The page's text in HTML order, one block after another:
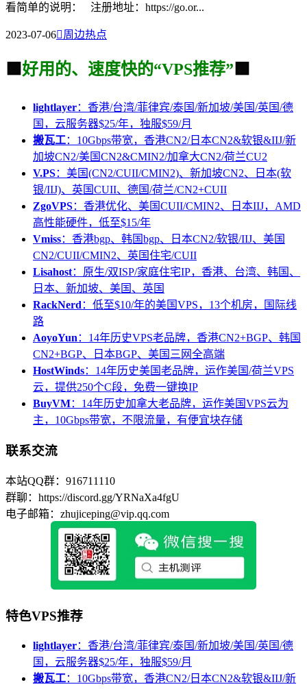
看简单的说明： 注册地址：https://go.or...
2023-07-06周边热点
🟩 好用的、速度快的“VPS推荐” 🟩
lightlayer：香港/台湾/菲律宾/泰国/新加坡/美国/英国/德
国，云服务器$25/年，独服$59/月
搬瓦工：10Gbps带宽，香港CN2/日本CN2&软银&IIJ/新
加坡CN2/美国CN2&CMIN2/加拿大CN2/荷兰CU2
V.PS：美国(CN2/CUII/CMIN2)、新加坡CN2、日本(软
银/IIJ)、英国CUII、德国/荷兰/CN2+CUII
ZgoVPS：香港优化、美国CUII/CMIN2、日本IIJ，AMD
高性能硬件，低至$15/年
Vmiss：香港bgp、韩国bgp、日本CN2/软银/IIJ、美国
CN2/CUII/CMIN2、英国住宅/CUII
Lisahost：原生/双ISP/家庭住宅IP，香港、台湾、韩国、
日本、新加坡、美国、英国
RackNerd：低至$10/年的美国VPS，13个机房，国际线
路
AoyoYun：14年历史VPS老品牌，香港CN2+BGP、韩国
CN2+BGP、日本BGP、美国三网全高端
HostWinds：14年历史美国老品牌，运作美国/荷兰VPS
云，提供250个C段，免费一键换IP
BuyVM：14年历史加拿大老品牌，运作美国VPS云为
主，10Gbps带宽，不限流量，有便宜块存储
联系交流
本站QQ群：916711110
群聊：https://discord.gg/YRNaXa4fgU
电子邮箱：zhujiceping@vip.qq.com
特色VPS推荐
lightlayer：香港/台湾/菲律宾/泰国/新加坡/美国/英国/德
国，云服务器$25/年，独服$59/月
搬瓦工：10Gbps带宽，香港CN2/日本CN2&软银&IIJ/新